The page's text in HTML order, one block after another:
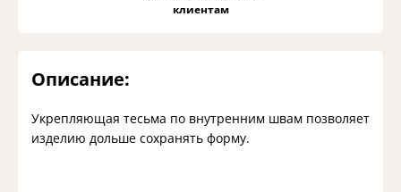
клиентам
Описание:
Укрепляющая тесьма по внутренним швам позволяет
изделию дольше сохранять форму.